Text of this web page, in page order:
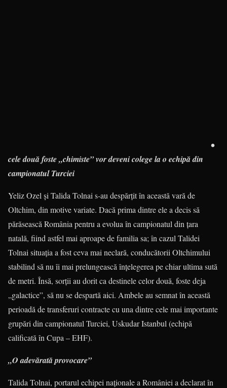
•
cele două foste „chimiste” vor deveni colege la o echipă din
campionatul Turciei
Yeliz Ozel şi Talida Tolnai s-au des­părţit în această vară de
Oltchim, din motive variate. Dacă prima dintre ele a decis să
părăsească România pentru a evolua în campionatul din ţara
natală, fiind astfel mai aproape de familia sa; în cazul Talidei
Tolnai situa­ţia a fost ceva mai neclară, condu­că­torii Oltchimului
stabilind să nu îi mai pre­lungească înţelegerea pe chiar ulti­ma sută
de metri. Însă, sorţii au dorit ca destinele celor două, foste deja
„ga­lac­tice”, să nu se despartă aici. Am­be­le au semnat în această
perioadă de transferuri contracte cu una dintre cele mai importante
grupări din campio­na­tul Turciei, Uskudar Is­tan­bul (echipă
calificată în Cupa – EHF).
„O adevărată provocare”
Talida Tolnai, portarul echipei na­ţio­nale a României a declarat în